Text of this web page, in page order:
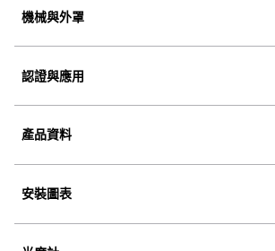
機械與外罩
認證與應用
產品資料
安裝圖表